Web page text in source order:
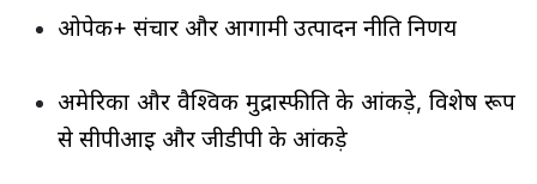
ओपेक+ संचार और आगामी उत्पादन नीति निर्णय
अमेरिका और वैश्विक मुद्रास्फीति के आंकड़े, विशेष रूप
से सीपीआई और जीडीपी के आंकड़े